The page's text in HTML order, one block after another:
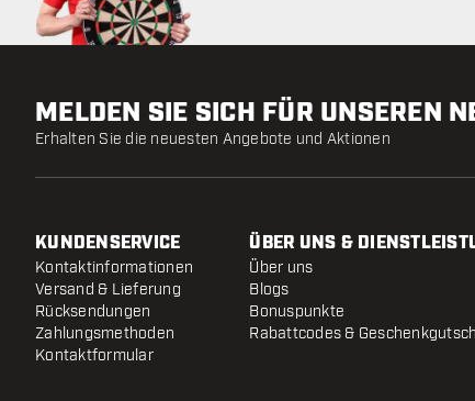
MELDEN SIE SICH FÜR UNSEREN
Erhalten Sie die neuesten Angebote und Aktionen
KUNDENSERVICE
Kontaktinformationen
Versand & Lieferung
Rücksendungen
Zahlungsmethoden
Kontaktformular
ÜBER UNS &
Über uns
Blogs
Bonuspunkte
Rabattcodes &